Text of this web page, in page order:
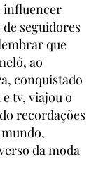
influencer
seguidores
que
ao
conquistado
tv, viajou o
recordações
da moda